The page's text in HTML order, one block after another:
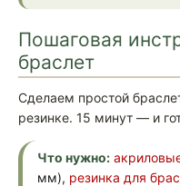
Пошаговая
браслет
Сделаем простой
резинке. 15 минут — и
Что нужно:
мм), резинка для